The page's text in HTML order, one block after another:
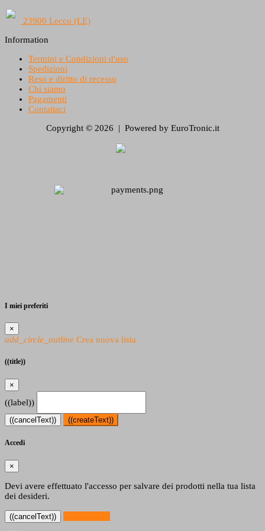
23900 Lecco (LE)
Information
Termini e Condizioni d'uso
Spedizioni
Reso e diritto di recesso
Chi siamo
Pagamenti
Contattaci
Copyright © 2026 | Powered by EuroTronic.it
I miei preferiti
×
add_circle_outline Crea nuova lista
((title))
×
((label))
((cancelText)) ((createText))
Accedi
×
Devi avere effettuato l'accesso per salvare dei prodotti nella tua lista
dei desideri.
((cancelText))